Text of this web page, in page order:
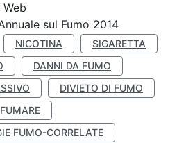
sul Fumo 2014
NICOTINA
SIGARETTA
DANNI DA FUMO
DIVIETO DI FUMO
FUMO-CORRELATE